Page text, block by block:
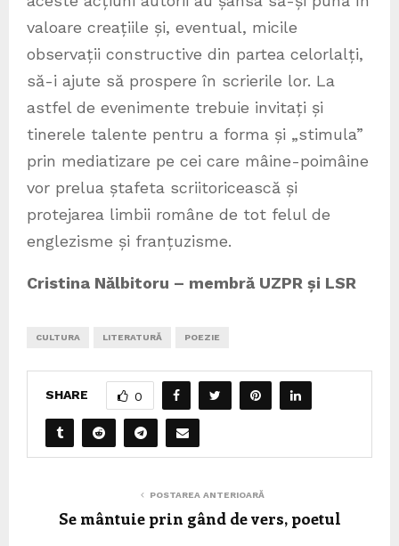
valoare creațiile și, eventual, micile
observații constructive din partea celorlalți,
să-i ajute să prospere în scrierile lor. La
astfel de evenimente trebuie invitați și
tinerele talente pentru a forma și „stimula”
prin mediatizare pe cei care mâine-poimâine
vor prelua ștafeta scriitoricească și
protejarea limbii române de tot felul de
englezisme și franțuzisme.
Cristina Nălbitoru – membră UZPR și LSR
CULTURA LITERATURĂ POEZIE
SHARE 0
POSTAREA ANTERIOARĂ
Se mântuie prin gând de vers, poetul